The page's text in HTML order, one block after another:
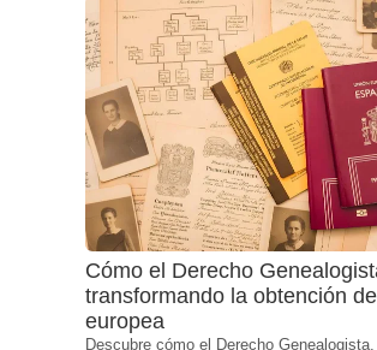
Cómo el Derecho
transformando la obtención
europea
Descubre cómo el Derecho